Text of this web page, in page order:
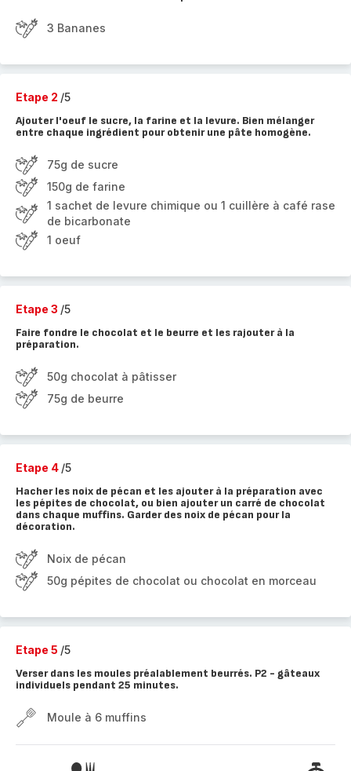
3 Bananes
Etape 2 /5
Ajouter l'oeuf le sucre, la farine et la levure. Bien mélanger
entre chaque ingrédient pour obtenir une pâte homogène.
75g de sucre
150g de farine
1 sachet de levure chimique ou 1 cuillère à café rase
de bicarbonate
1 oeuf
Etape 3 /5
Faire fondre le chocolat et le beurre et les rajouter à la
préparation.
50g chocolat à pâtisser
75g de beurre
Etape 4 /5
Hacher les noix de pécan et les ajouter à la préparation avec
les pépites de chocolat, ou bien ajouter un carré de chocolat
dans chaque muffins. Garder des noix de pécan pour la
décoration.
Noix de pécan
50g pépites de chocolat ou chocolat en morceau
Etape 5 /5
Verser dans les moules préalablement beurrés. P2 - gâteaux
individuels pendant 25 minutes.
Moule à 6 muffins